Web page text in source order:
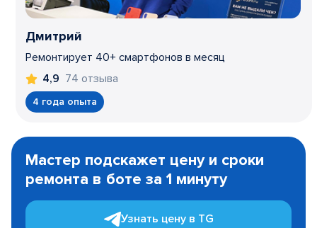
Дмитрий
Ремонтирует 40+ смартфонов в месяц
4,9 74 отзыва
4 года опыта
1
Мастер подскажет цену и сроки
ремонта в боте за 1 минуту
Узнать цену в TG